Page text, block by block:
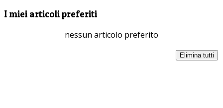
I miei articoli preferiti
nessun articolo preferito